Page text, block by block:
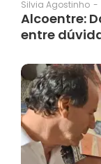
Silvia Agostinho -
Alcoentre:
entre